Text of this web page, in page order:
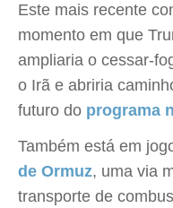
Este mais recente
momento em que
ampliaria o cessar-
o Irã e abriria
futuro do programa
Também está em
de Ormuz, uma via
transporte de